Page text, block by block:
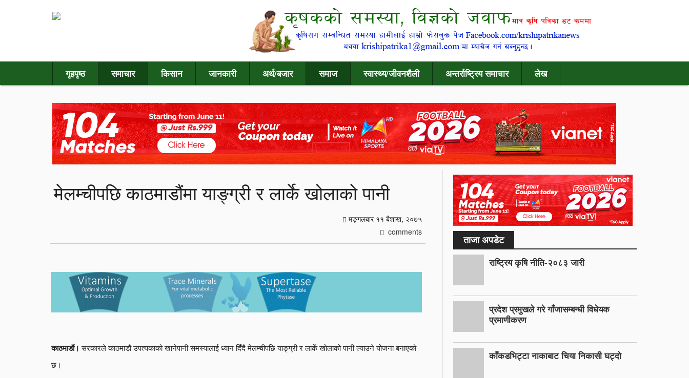
गृहपृष्ठ समाचार किसान जानकारी अर्थ/बजार समाज स्वास्थ्य/जीवनशैली अन्तर्राष्ट्रिय समाचार लेख
मेलम्चीपछि काठमाडौंमा याङ्ग्री र लार्के खोलाको पानी
मङ्गलबार ११ बैशाख, २०७५
comments
काठमाडौं। सरकारले काठमाडौं उपत्यकाको खानेपानी समस्यालाई ध्यान दिँदै मेलम्चीपछि याङ्ग्री र लार्के खोलाको पानी ल्याउने योजना बनाएको
छ।
ताजा अपडेट
राष्ट्रिय कृषि नीति-२०८३ जारी
प्रदेश प्रमुखले गरे गाँजासम्बन्धी विधेयक
प्रमाणीकरण
काँकडभिट्टा नाकाबाट चिया निकासी घट्दो